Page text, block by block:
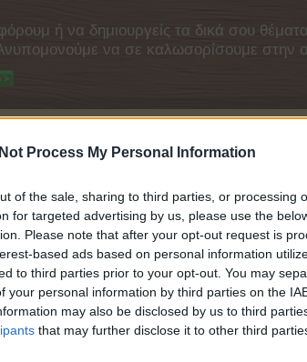
Process My Personal Information
of the sale, sharing to third parties, or processing
for targeted advertising by us, please use the
Please note that after your opt-out request is
based ads based on personal information
to third parties prior to your opt-out. You may
your personal information by third parties on the
may also be disclosed by us to third
that may further disclose it to other third
ή να δημιουργείς τα δικά σου
να σε καλωσορίσουμε
>